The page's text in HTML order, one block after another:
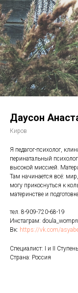
Даусон
Киров
Я педагог-психолог,
перинатальный
высокой миссией.
Там начинается всё:
могу прикоснуться к
материнстве и
тел. 8-909-720-68-19
Инстаграм:
Вк: https://vk.com/
Специалист: I и II Ступень
Страна: Россия